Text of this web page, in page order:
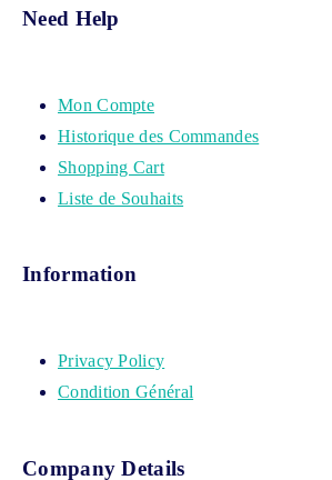
Need Help
Mon Compte
Historique des Commandes
Shopping Cart
Liste de Souhaits
Information
Privacy Policy
Condition Général
Company Details